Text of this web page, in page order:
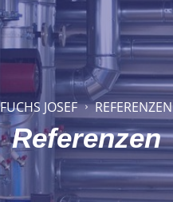
FUCHS JOSEF REFERENZEN
Referenzen